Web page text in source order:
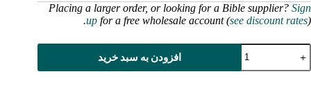
Placing a larger order, or looking for a Bible supplier? Sign
up for a free wholesale account (see discount rates).
کتاب
مقدس
موازی
افزودن به سبد خرید